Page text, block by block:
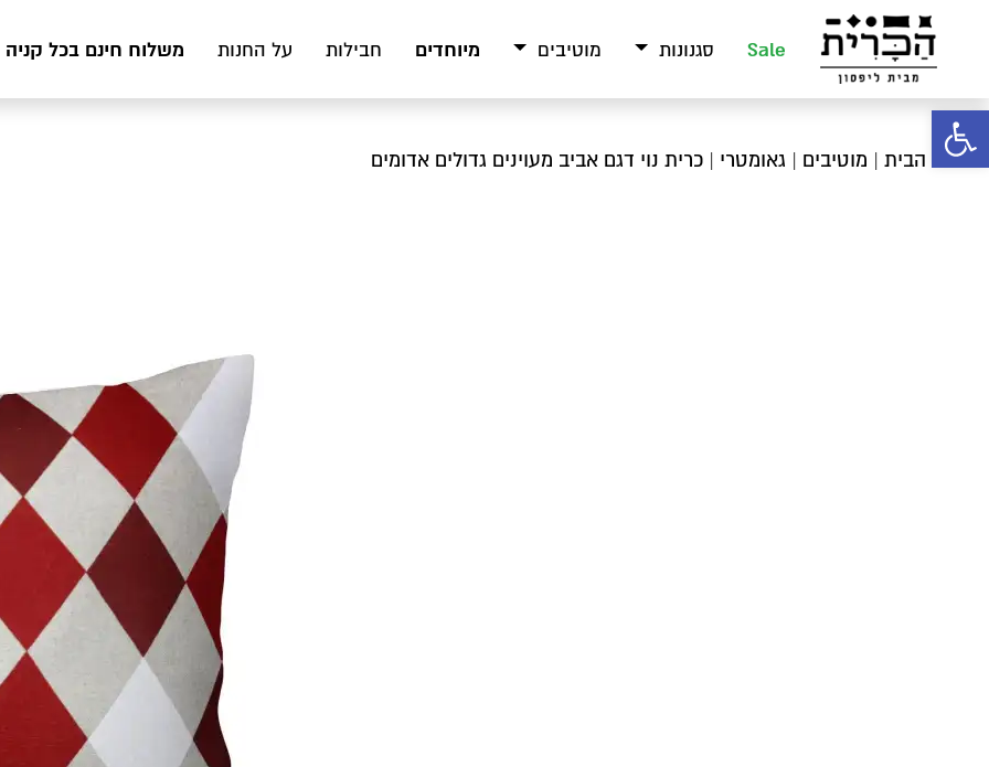
פתח סרגל נגישות
Sale סגנונות מוטיבים מיוחדים חבילות על החנות משלוח חינם בכל קניה מעל 199 ₪
עמוד הבית | מוטיבים | גאומטרי | כרית נוי דגם אביב מעוינים גדולים אדומים